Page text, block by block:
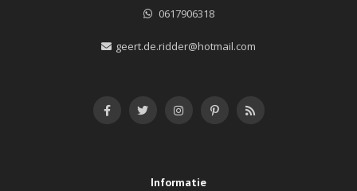
0617906318
geert.de.ridder@hotmail.com
Informatie